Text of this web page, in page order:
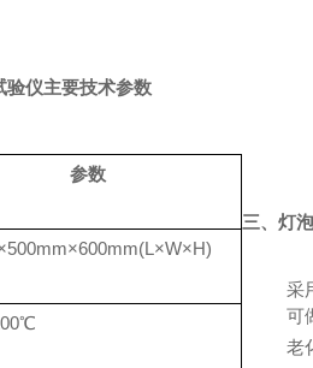
验仪主要技术参数
参数
三、灯
采
可
老